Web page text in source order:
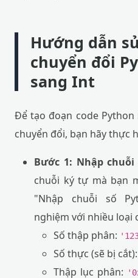
Hướng dẫn
chuyển đổi
sang Int
Để tạo đoạn code
chuyển đổi, bạn hãy thực
Bước 1: Nhập chuỗi
chuỗi ký tự mà bạn
"Nhập chuỗi số
nghiệm với nhiều loại
Số thập phân:
Số thực (sẽ bị cắt):
Thập lục phân: